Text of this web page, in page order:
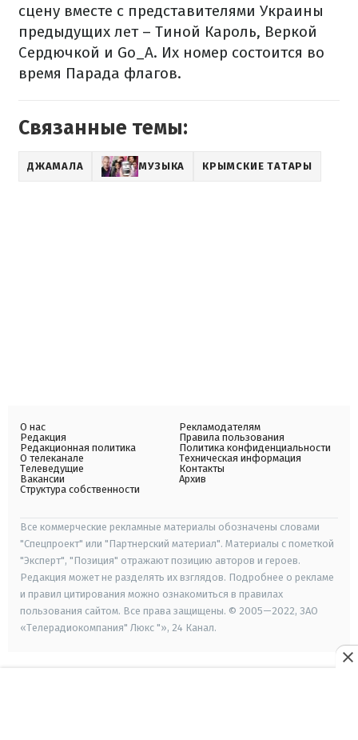
сцену вместе с представителями Украины
предыдущих лет – Тиной Кароль, Веркой
Сердючкой и Go_A. Их номер состоится во
время Парада флагов.
Связанные темы:
ДЖАМАЛА МУЗЫКА КРЫМСКИЕ ТАТАРЫ
О нас
Редакция
Редакционная политика
О телеканале
Телеведущие
Вакансии
Структура собственности
Рекламодателям
Правила пользования
Политика конфиденциальности
Техническая информация
Контакты
Архив
Все коммерческие рекламные материалы обозначены словами
"Спецпроект" или "Партнерский материал". Материалы с пометкой
"Эксперт", "Позиция" отражают позицию авторов и героев.
Редакция может не разделять их взглядов. Подробнее о рекламе
и правил цитирования можно ознакомиться в правилах
пользования сайтом. Все права защищены. © 2005—2022, ЗАО
«Телерадиокомпания" Люкс "», 24 Канал.